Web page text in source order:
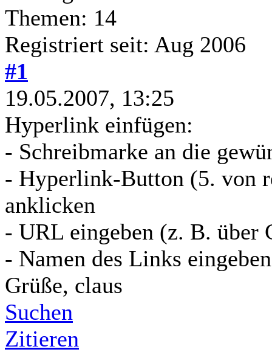
Themen: 14
Registriert seit: Aug 2006
#1
19.05.2007, 13:25
Hyperlink einfügen:
- Schreibmarke an die
- Hyperlink-Button (5. von
anklicken
- URL eingeben (z. B. über
- Namen des Links
Grüße, claus
Suchen
Zitieren